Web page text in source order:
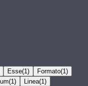
Esse(1) Formato(1)
(1) Linea(1)